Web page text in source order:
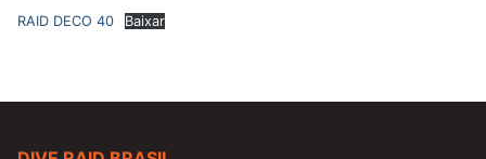
RAID DECO 40 Baixar